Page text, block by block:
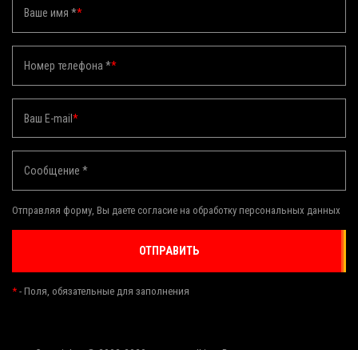
Ваше имя **
Номер телефона **
Ваш E-mail*
Сообщение *
Отправляя форму, Вы даете согласие на обработку персональных данных
ОТПРАВИТЬ
* - Поля, обязательные для заполнения